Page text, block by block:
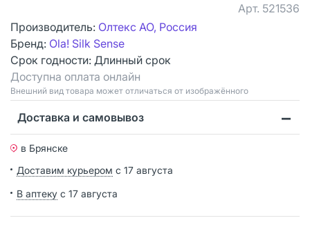
Арт. 521536
Производитель: Олтекс АО, Россия
Бренд: Ola! Silk Sense
Срок годности: Длинный срок
Доступна оплата онлайн
Bнешний вид товара может отличаться от изображённого
Доставка и самовывоз
в Брянске
Доставим курьером с 17 августа
В аптеку с 17 августа